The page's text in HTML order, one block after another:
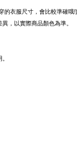
的衣服尺寸，會比較準確哦!)
，以實際商品顏色為準。